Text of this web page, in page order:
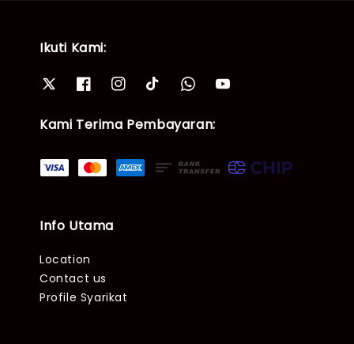
Ikuti Kami:
Kami Terima Pembayaran:
Info Utama
Location
Contact us
Profile Syarikat